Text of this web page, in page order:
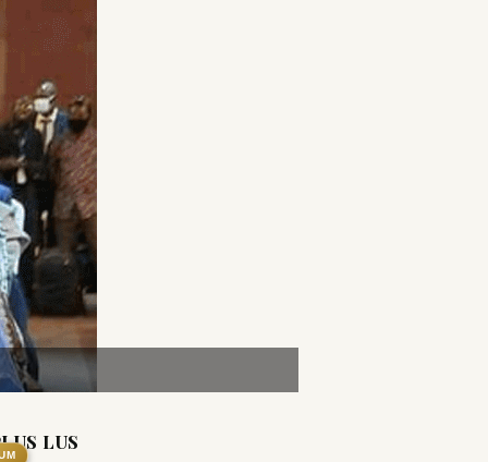
LUS